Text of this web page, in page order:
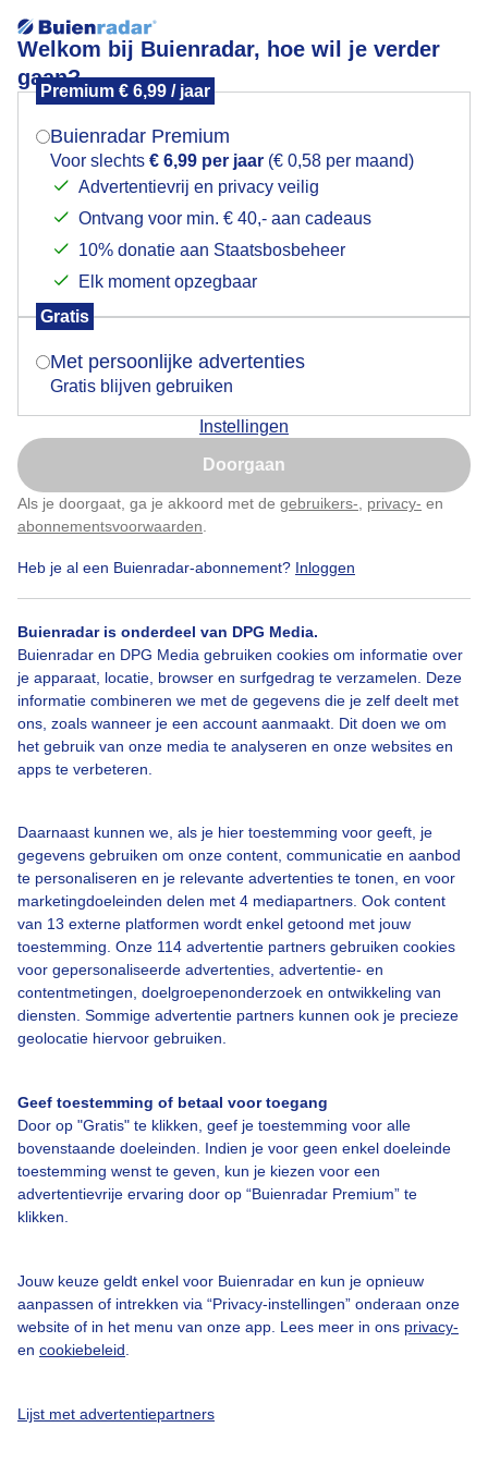
Welkom bij Buienradar, hoe wil je verder
gaan?
Premium € 6,99 / jaar
Buienradar Premium
Voor slechts € 6,99 per jaar (€ 0,58 per maand)
Advertentievrij en privacy veilig
Ontvang voor min. € 40,- aan cadeaus
10% donatie aan Staatsbosbeheer
Elk moment opzegbaar
Gratis
Met persoonlijke advertenties
Gratis blijven gebruiken
Instellingen
Doorgaan
Als je doorgaat, ga je akkoord met de gebruikers- privacy- en
abonnementsvoorwaarden
Heb je al een Buienradar-abonnement? Inloggen
Buienradar is onderdeel van DPG Media.
Buienradar en DPG Media gebruiken cookies om informatie over
je apparaat, locatie, browser en surfgedrag te verzamelen. Deze
informatie combineren we met de gegevens die je zelf deelt met
ons, zoals wanneer je een account aanmaakt. Dit doen we om
het gebruik van onze media te analyseren en onze websites en
apps te verbeteren.
Daarnaast kunnen we, als je hier toestemming voor geeft, je
gegevens gebruiken om onze content, communicatie en aanbod
te personaliseren en je relevante advertenties te tonen, en voor
marketingdoeleinden delen met 4 mediapartners. Ook content
van 13 externe platformen wordt enkel getoond met jouw
toestemming. Onze 114 advertentie partners gebruiken cookies
voor gepersonaliseerde advertenties, advertentie- en
contentmetingen, doelgroepenonderzoek en ontwikkeling van
diensten. Sommige advertentie partners kunnen ook je precieze
geolocatie hiervoor gebruiken.
Geef toestemming of betaal voor toegang
Door op "Gratis" te klikken, geef je toestemming voor alle
bovenstaande doeleinden. Indien je voor geen enkel doeleinde
toestemming wenst te geven, kun je kiezen voor een
advertentievrije ervaring door op “Buienradar Premium” te
klikken.
Jouw keuze geldt enkel voor Buienradar en kun je opnieuw
aanpassen of intrekken via “Privacy-instellingen” onderaan onze
website of in het menu van onze app. Lees meer in ons privacy-
en cookiebeleid
Lijst met advertentiepartners
Donkere bewolking
koe wel zo rustig in het gras kan blijven liggen zonder
nat te worden. Nu is het nog droog.
Door: Toon Boons Gemaakt: 22-04-2024, 46x bekeken
Bekijk slideshow
Een moment geduld aub...
Over Buienradar
Veelgestelde vragen
Contact
Toegankelijkheid
Gebruikersvoorwaarden
Buienradar Team
Privacy beleid
Privacy instellingen
Mogen we je locatie gebruiken voor het
Indien je hier nog geen akkoord op hebt gegeven,
verschijnt er zo een pop-up uit je browser waarin
Is goed, toon de popup
Nu niet, misschien later
Klik hierom dit aan te passen